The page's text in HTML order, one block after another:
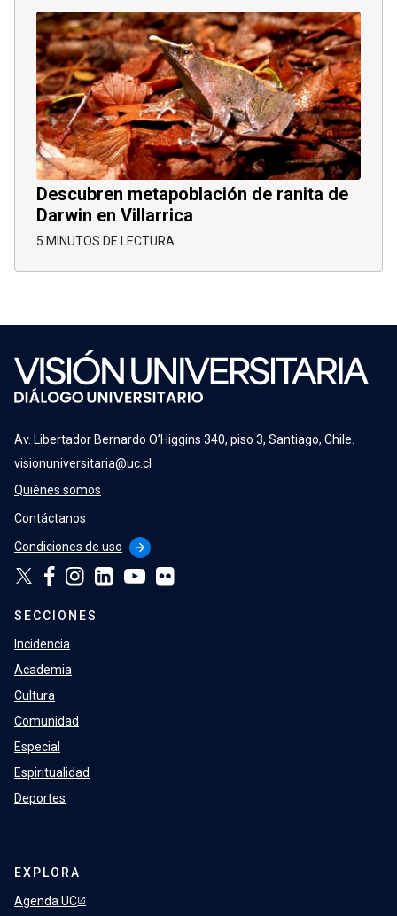
Descubren metapoblación de ranita de
Darwin en Villarrica
5 MINUTOS DE LECTURA
Av. Libertador Bernardo O’Higgins 340, piso 3, Santiago, Chile.
visionuniversitaria@uc.cl
Quiénes somos
Contáctanos
Condiciones de uso
arrow_forward
SECCIONES
Incidencia
Academia
Cultura
Comunidad
Especial
Espiritualidad
Deportes
EXPLORA
Agenda UC